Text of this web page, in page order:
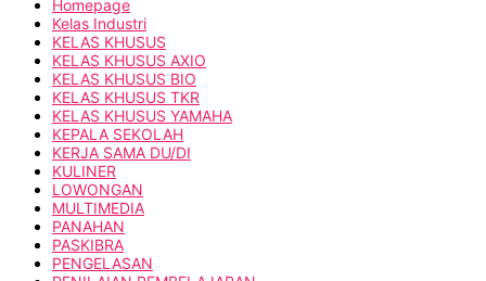
Homepage
Kelas Industri
KELAS KHUSUS
KELAS KHUSUS AXIO
KELAS KHUSUS BIO
KELAS KHUSUS TKR
KELAS KHUSUS YAMAHA
KEPALA SEKOLAH
KERJA SAMA DU/DI
KULINER
LOWONGAN
MULTIMEDIA
PANAHAN
PASKIBRA
PENGELASAN